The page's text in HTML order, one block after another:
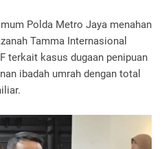
Polda Metro Jaya menahan
Tamma Internasional
terkait kasus dugaan penipuan
ibadah umrah dengan total